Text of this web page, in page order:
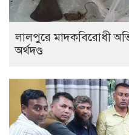
লালপুরে মাদকবিরোধী
অর্থদণ্ড